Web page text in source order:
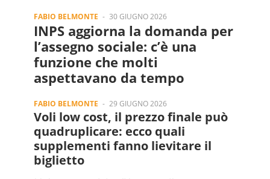
FABIO BELMONTE - 30 GIUGNO 2026
INPS aggiorna la domanda per
l’assegno sociale: c’è una
funzione che molti
aspettavano da tempo
FABIO BELMONTE - 29 GIUGNO 2026
Voli low cost, il prezzo finale può
quadruplicare: ecco quali
supplementi fanno lievitare il
biglietto